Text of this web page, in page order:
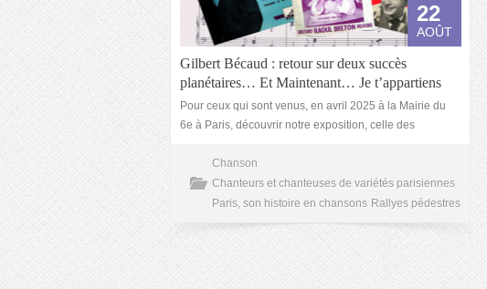
22
AOÛT
Gilbert Bécaud : retour sur deux succès
planétaires… Et Maintenant… Je t’appartiens
Pour ceux qui sont venus, en avril 2025 à la Mairie du
6e à Paris, découvrir notre exposition, celle des
Chanson
Chanteurs et chanteuses de variétés parisiennes
Paris, son histoire en chansons Rallyes pédestres